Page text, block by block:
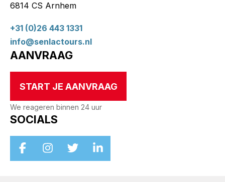
6814 CS Arnhem
+31 (0)26 443 1331
info@senlactours.nl
AANVRAAG
START JE AANVRAAG
We reageren binnen 24 uur
SOCIALS